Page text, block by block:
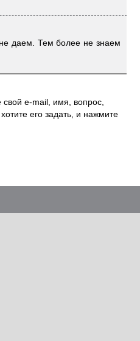
даем. Тем более не знаем
свой e-mail, имя, вопрос,
его задать, и нажмите